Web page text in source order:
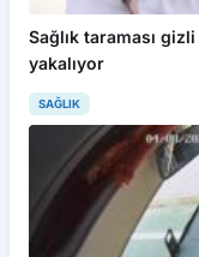
Sağlık taraması
yakalıyor
SAĞLIK